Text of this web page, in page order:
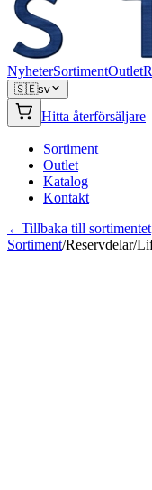
NyheterSortimentOutlet
🇸🇪sv
Hitta återförsäljare
Sortiment
Outlet
Katalog
Kontakt
←Tillbaka till sortimentet
Sortiment/Reservdelar/